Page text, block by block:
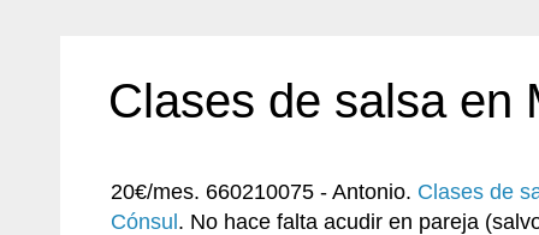
Clases de salsa en
20€/mes. 660210075 - Antonio. Clases de
Cónsul . No hace falta acudir en pareja